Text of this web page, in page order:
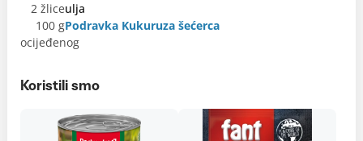
2 žliceulja
100 g
ocijeđenog
Podravka Kukuruza šećerca
Koristili smo